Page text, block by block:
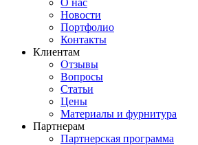
О нас
Новости
Портфолио
Контакты
Клиентам
Отзывы
Вопросы
Статьи
Цены
Материалы и фурнитура
Партнерам
Партнерская программа